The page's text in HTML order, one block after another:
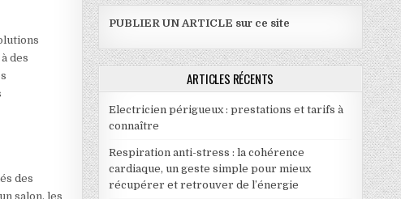
des
des
salon, les
PUBLIER UN ARTICLE sur ce site
ARTICLES RÉCENTS
Electricien périgueux : prestations et tarifs à
connaître
Respiration anti-stress : la cohérence
cardiaque, un geste simple pour mieux
récupérer et retrouver de l’énergie